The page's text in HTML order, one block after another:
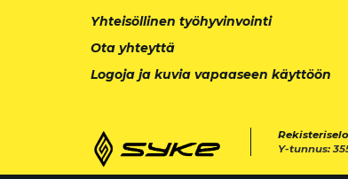
Yhteisöllinen työhyvinvointi
Ota yhteyttä
Logoja ja kuvia vapaaseen käyttöön
Y-tunnus: